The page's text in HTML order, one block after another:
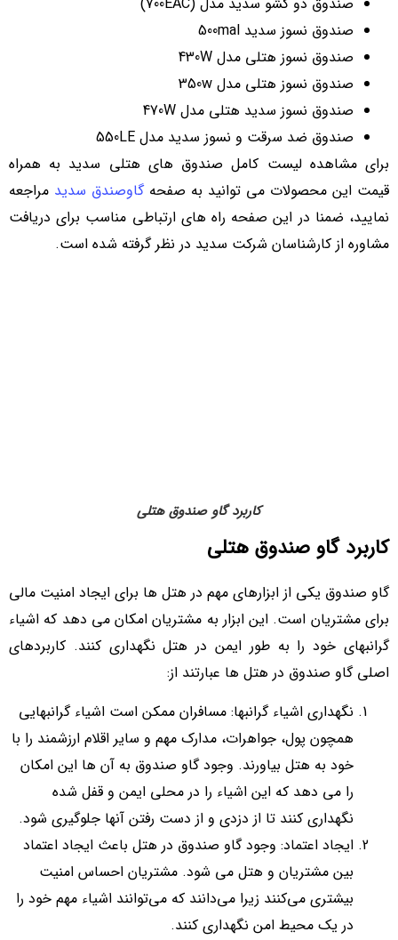
صندوق نسوز سدید 500mal
صندوق نسوز هتلی مدل 430W
صندوق نسوز هتلی مدل 350w
صندوق نسوز سدید هتلی مدل 470W
صندوق ضد سرقت و نسوز سدید مدل 550LE
برای مشاهده لیست کامل صندوق های هتلی سدید به همراه
قیمت این محصولات می توانید به صفحهگاوصندق سدید مراجعه
نمایید، ضمنا در این صفحه راه های ارتباطی مناسب برای دریافت
مشاوره از کارشناسان شرکت سدید در نظر گرفته شده است.
کاربرد گاو صندوق هتلی
کاربرد گاو صندوق هتلی
گاو صندوق یکی از ابزارهای مهم در هتل ‌ها برای ایجاد امنیت مالی
برای مشتریان است. این ابزار به مشتریان امکان می‌ دهد که اشیاء
گرانبهای خود را به طور ایمن در هتل نگهداری کنند. کاربردهای
اصلی گاو صندوق در هتل ‌ها عبارتند از:
نگهداری اشیاء گرانبها: مسافران ممکن است اشیاء گرانبهایی
همچون پول، جواهرات، مدارک مهم و سایر اقلام ارزشمند را با
خود به هتل بیاورند. وجود گاو صندوق به آن‌ ها این امکان
را می ‌دهد که این اشیاء را در محلی ایمن و قفل شده
نگهداری کنند تا از دزدی و از دست رفتن آنها جلوگیری شود.
ایجاد اعتماد: وجود گاو صندوق در هتل باعث ایجاد اعتماد
بین مشتریان و هتل می‌ شود. مشتریان احساس امنیت
بیشتری می‌کنند زیرا می‌دانند که می‌توانند اشیاء مهم خود را
در یک محیط امن نگهداری کنند.